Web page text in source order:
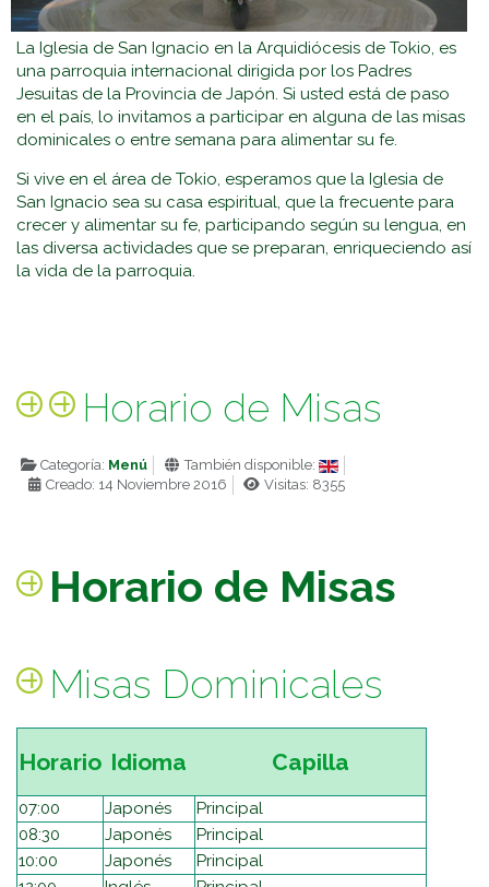
La Iglesia de San Ignacio en la Arquidiócesis de Tokio, es
una parroquia internacional dirigida por los Padres
Jesuitas de la Provincia de Japón. Si usted está de paso
en el país, lo invitamos a participar en alguna de las misas
dominicales o entre semana para alimentar su fe.
Si vive en el área de Tokio, esperamos que la Iglesia de
San Ignacio sea su casa espiritual, que la frecuente para
crecer y alimentar su fe, participando según su lengua, en
las diversa actividades que se preparan, enriqueciendo así
la vida de la parroquia.
Horario de Misas
Categoría: Menú
También disponible:
Creado: 14 Noviembre 2016
Visitas: 8355
Horario de Misas
Misas Dominicales
Horario Idioma Capilla
07:00 Japonés
Principal
08:30
Japonés
Principal
10:00
Japonés
Principal